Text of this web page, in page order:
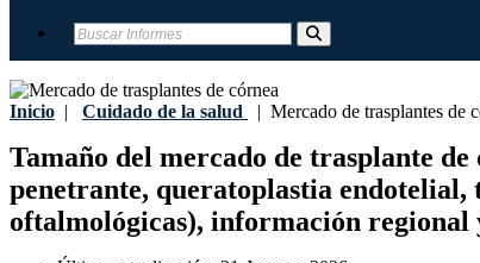
Inicio | Cuidado de la salud | Mercado de trasplantes de
Tamaño del mercado de trasplante
penetrante, queratoplastia endotelial,
oftalmológicas), información regional